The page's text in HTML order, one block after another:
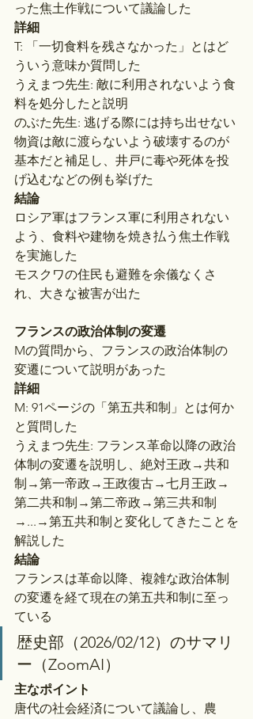
った焦土作戦について議論した
詳細
T: 「一切食料を残さなかった」とはど
ういう意味か質問した
うえまつ先生: 敵に利用されないよう食
料を処分したと説明
のぶた先生: 逃げる際には持ち出せない
物資は敵に渡らないよう破壊するのが
基本だと補足し、井戸に毒や死体を投
げ込むなどの例も挙げた
結論
ロシア軍はフランス軍に利用されない
よう、食料や建物を焼き払う焦土作戦
を実施した
モスクワの住民も避難を余儀なくさ
れ、大きな被害が出た
フランスの政治体制の変遷
Mの質問から、フランスの政治体制の
変遷について説明があった
詳細
M: 91ページの「第五共和制」とは何か
と質問した
うえまつ先生: フランス革命以降の政治
体制の変遷を説明し、絶対王政→共和
制→第一帝政→王政復古→七月王政→
第二共和制→第二帝政→第三共和制
→...→第五共和制と変化してきたことを
解説した
結論
フランスは革命以降、複雑な政治体制
の変遷を経て現在の第五共和制に至っ
ている
歴史部（2026/02/12）のサマリ
ー（ZoomAI）
主なポイント
唐代の社会経済について議論し、農